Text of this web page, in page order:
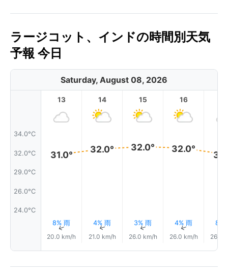
ラージコット、インドの時間別天気
予報 今日
Saturday, August 08, 2026
34.0°C
32.0°C
29.0°C
26.0°C
24.0°C
13
31.0°
8% 雨
↑
20.0 km/h
14
32.0°
4% 雨
↑
21.0 km/h
15
32.0°
3% 雨
↑
26.0 km/h
16
32.0°
4% 雨
↑
26.0 km/h
8%
26.0